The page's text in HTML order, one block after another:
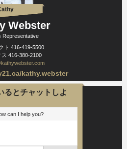
Webster
Representative
ト 416-419-5500
ス 416-380-2100
kathy.webster
るとチャットしよ
can I help you?